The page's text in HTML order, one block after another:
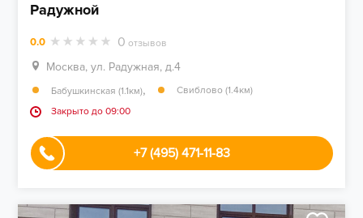
Радужной
0.0 0 отзывов
Москва, ул. Радужная, д.4
Бабушкинская (1.1км),
Свиблово (1.4км)
Закрыто до 09:00
+7 (495) 471-11-83